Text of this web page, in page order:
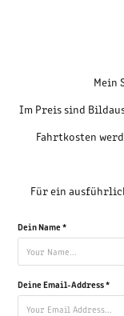
Mein
Im Preis sind
Fahrtkosten
Für ein
Dein Name *
Deine Email-Address *